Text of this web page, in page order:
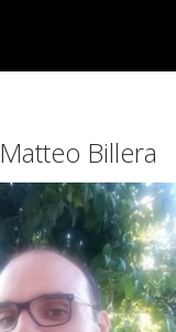
Matteo Billera